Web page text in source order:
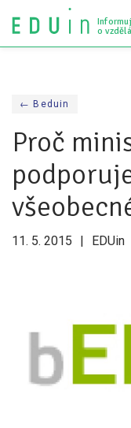
o
Všechny články
Všechny články
Týdeník bEDUin
Analýzy
Tiskové zprávy
Pro média
Pro zřizovatele
← Beduin
Proč
11. 5. 2015 EDUin